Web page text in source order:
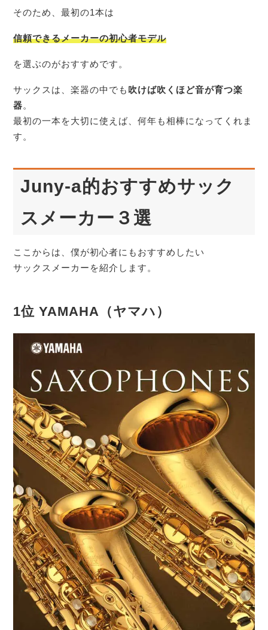
そのため、最初の1本は
信頼できるメーカーの初心者モデル
を選ぶのがおすすめです。
サックスは、楽器の中でも 吹けば吹くほど音が育つ楽
器。
最初の一本を大切に使えば、何年も相棒になってくれま
す。
Juny-a的おすすめサック
スメーカー３選
ここからは、僕が初心者にもおすすめしたい
サックスメーカーを紹介します。
1位 YAMAHA（ヤマハ）